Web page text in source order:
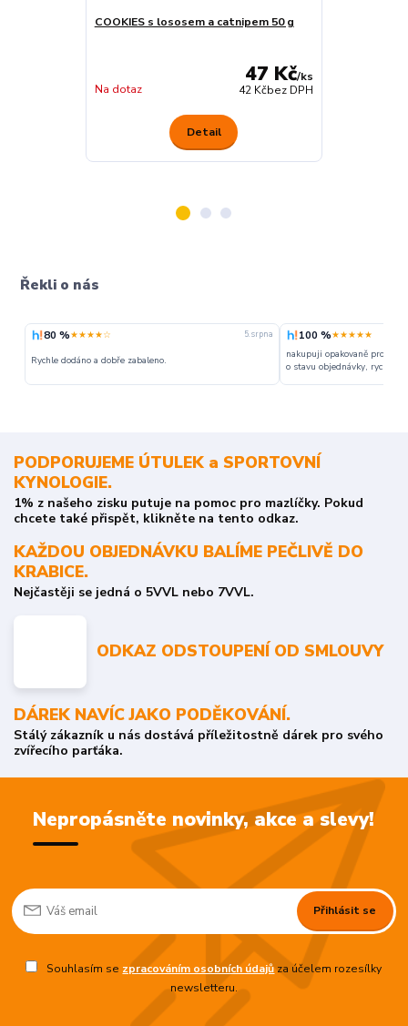
COOKIES s lososem a catnipem 50 g
47 Kč/ks
42 Kčbez DPH
Na dotaz
Detail
Řekli o nás
80 %★★★★☆ 5. srpna
Rychle dodáno a dobře zabaleno.
100 %★★★★★
nakupuji opakovaně pro
o stavu objednávky, rychlost
PODPORUJEME ÚTULEK a SPORTOVNÍ
KYNOLOGIE.
1% z našeho zisku putuje na pomoc pro mazlíčky. Pokud
chcete také přispět, klikněte na tento odkaz.
KAŽDOU OBJEDNÁVKU BALÍME PEČLIVĚ DO
KRABICE.
Nejčastěji se jedná o 5VVL nebo 7VVL.
ODKAZ ODSTOUPENÍ OD SMLOUVY
DÁREK NAVÍC JAKO PODĚKOVÁNÍ.
Stálý zákazník u nás dostává příležitostně dárek pro svého
zvířecího parťáka.
Nepropásněte novinky, akce a slevy!
Přihlásit se
Souhlasím se zpracováním osobních údajůza účelem rozesílky
newsletteru.